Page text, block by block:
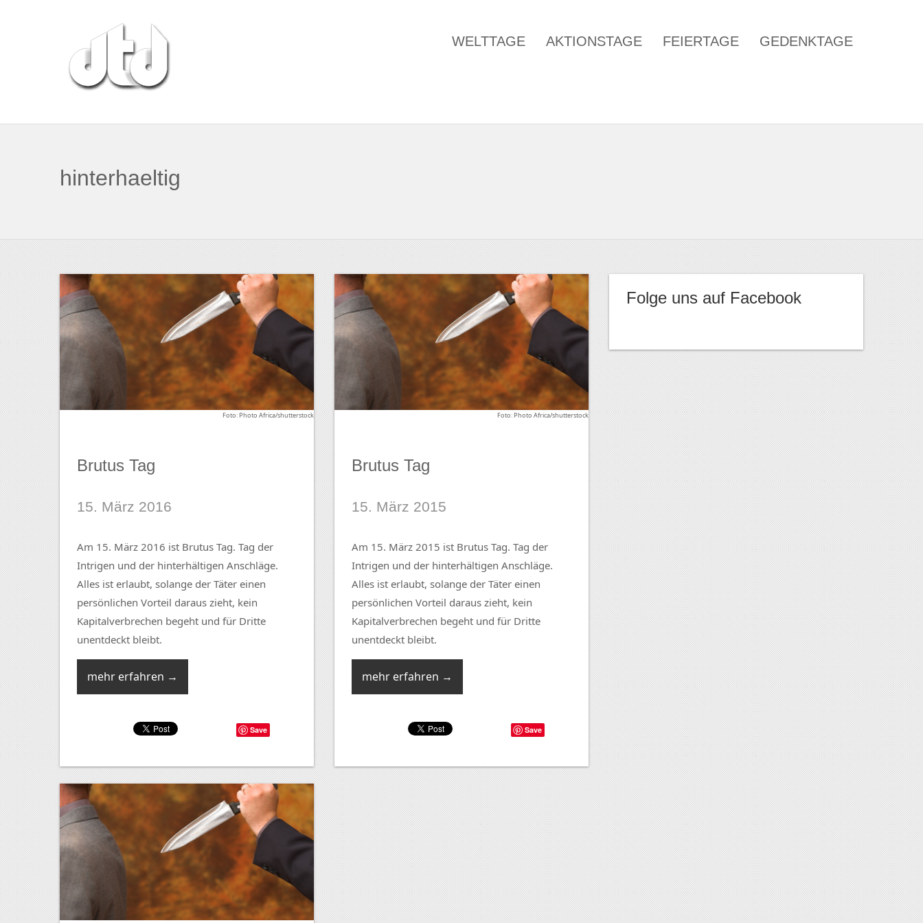
WELTTAGE AKTIONSTAGE FEIERTAGE GEDENKTAGE
hinterhaeltig
Foto: Photo Africa/shutterstock
Brutus Tag
15. März 2016
Am 15. März 2016 ist Brutus Tag. Tag der
Intrigen und der hinterhältigen Anschläge.
Alles ist erlaubt, solange der Täter einen
persönlichen Vorteil daraus zieht, kein
Kapitalverbrechen begeht und für Dritte
unentdeckt bleibt.
mehr erfahren →
Save
Foto: Photo Africa/shutterstock
Brutus Tag
15. März 2015
Am 15. März 2015 ist Brutus Tag. Tag der
Intrigen und der hinterhältigen Anschläge.
Alles ist erlaubt, solange der Täter einen
persönlichen Vorteil daraus zieht, kein
Kapitalverbrechen begeht und für Dritte
unentdeckt bleibt.
mehr erfahren →
Save
Folge uns auf Facebook